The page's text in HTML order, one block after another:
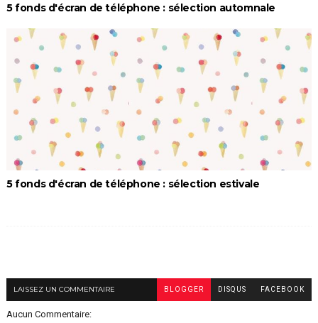
5 fonds d'écran de téléphone : sélection automnale
5 fonds d'écran de téléphone : sélection estivale
LAISSEZ UN COMMENTAIRE BLOGGER DISQUS FACEBOOK
Aucun Commentaire: